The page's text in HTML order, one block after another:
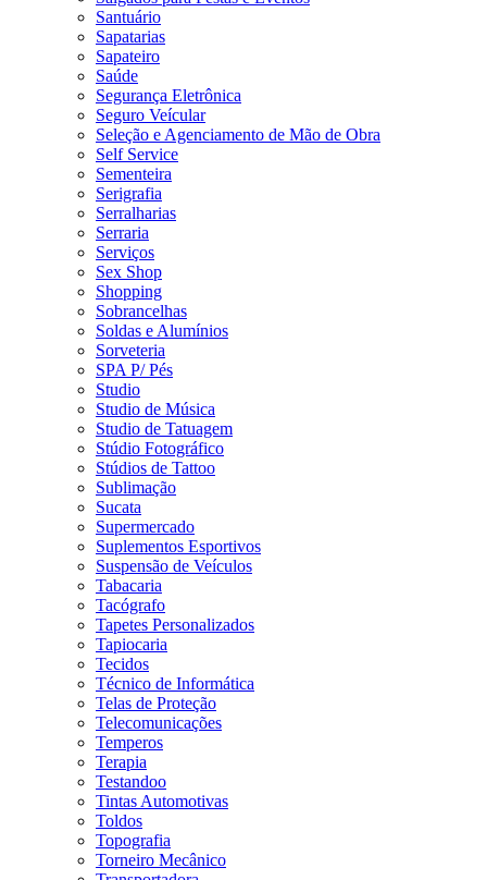
Santuário
Sapatarias
Sapateiro
Saúde
Segurança Eletrônica
Seguro Veícular
Seleção e Agenciamento de Mão de Obra
Self Service
Sementeira
Serigrafia
Serralharias
Serraria
Serviços
Sex Shop
Shopping
Sobrancelhas
Soldas e Alumínios
Sorveteria
SPA P/ Pés
Studio
Studio de Música
Studio de Tatuagem
Stúdio Fotográfico
Stúdios de Tattoo
Sublimação
Sucata
Supermercado
Suplementos Esportivos
Suspensão de Veículos
Tabacaria
Tacógrafo
Tapetes Personalizados
Tapiocaria
Tecidos
Técnico de Informática
Telas de Proteção
Telecomunicações
Temperos
Terapia
Testandoo
Tintas Automotivas
Toldos
Topografia
Torneiro Mecânico